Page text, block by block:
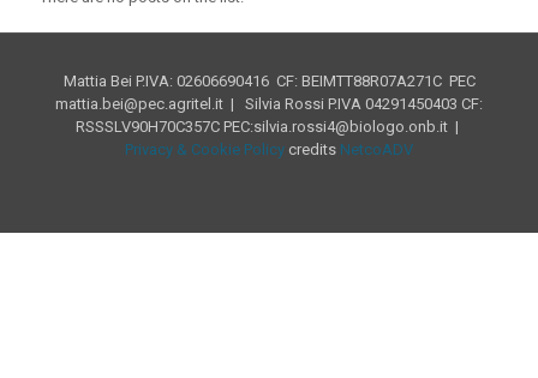
Mattia Bei P.IVA: 02606690416 CF: BEIMTT88R07A271C PEC
mattia.bei@pec.agritel.it | Silvia Rossi P.IVA 04291450403 CF:
RSSSLV90H70C357C PEC:silvia.rossi4@biologo.onb.it |
Privacy & Cookie Policy credits NetcoADV